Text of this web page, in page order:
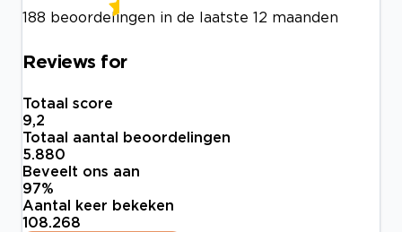
188 beoordelingen in de laatste 12 maanden
Reviews for
Totaal score
9,2
Totaal aantal beoordelingen
5.880
Beveelt ons aan
97%
Aantal keer bekeken
108.268